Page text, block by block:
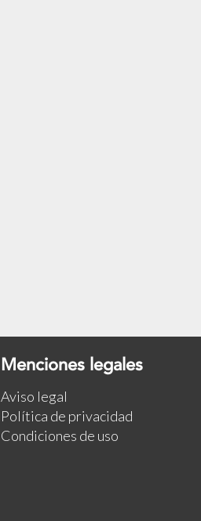
Menciones legales
Aviso legal
Política de privacidad
Condiciones de uso